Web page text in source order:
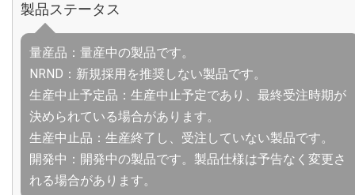
製品ステータス
量産品：量産中の製品です。
NRND：新規採用を推奨しない製品です。
生産中止予定品：生産中止予定であり、最終受注時期が
決められている場合があります。
生産中止品：生産終了し、受注していない製品です。
開発中：開発中の製品です。製品仕様は予告なく変更さ
れる場合があります。